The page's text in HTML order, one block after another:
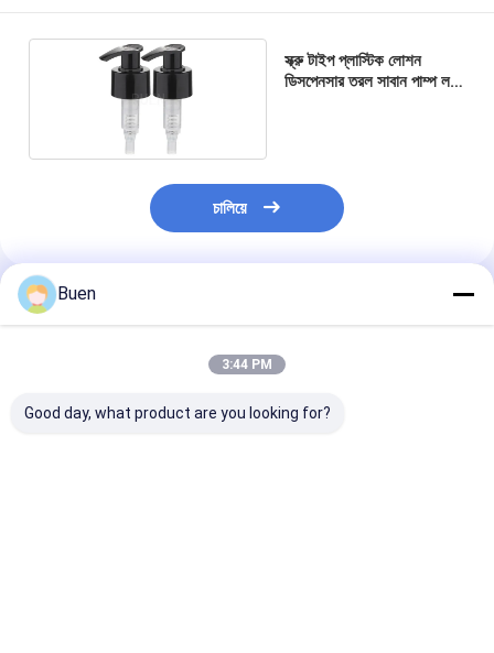
স্ক্রু টাইপ প্লাস্টিক লোশন
ডিসপেনসার তরল সাবান পাম্প লক
চালিয়ে
প্রস্তাবিত পণ্য
Buen
3:44 PM
Good day, what product are you looking for?